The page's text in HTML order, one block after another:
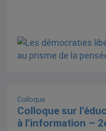
Colloque
Colloque sur
à l’information –